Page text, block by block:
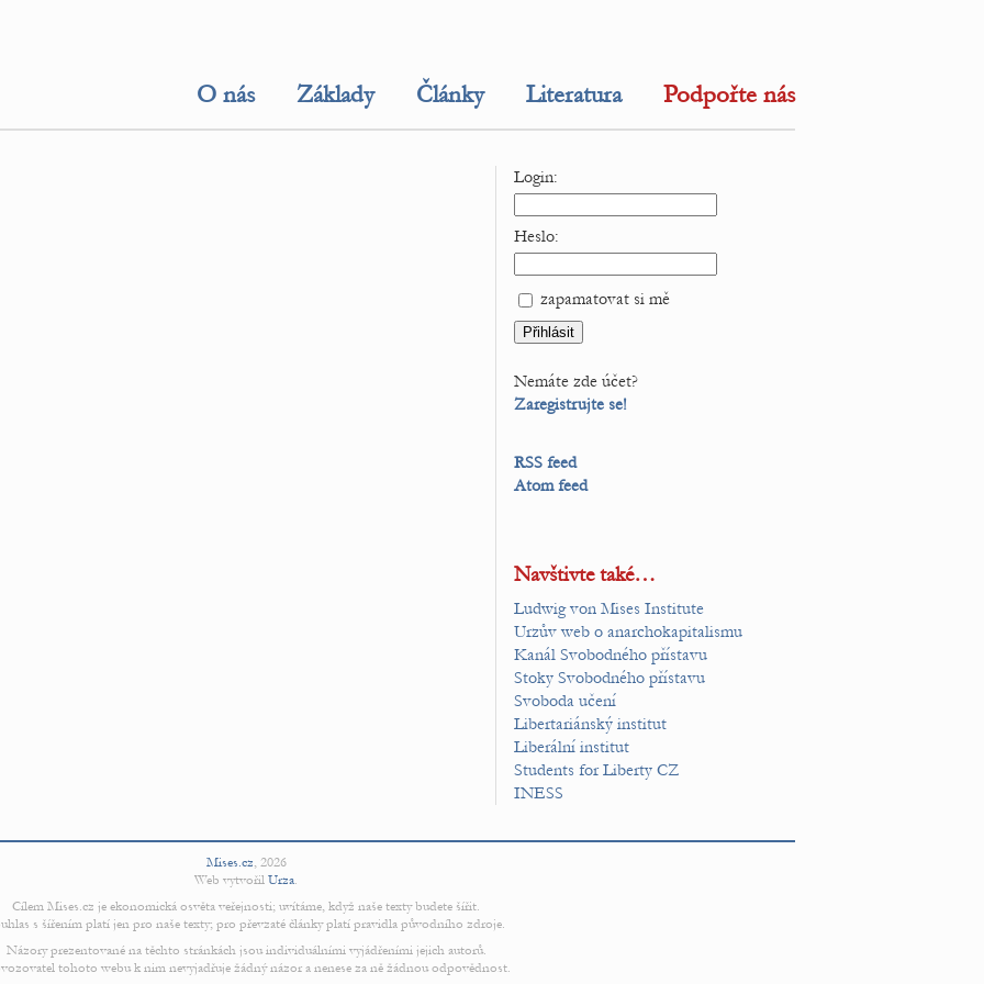
O nás Základy Články Literatura Podpořte nás
Login:
Heslo:
zapamatovat si mě
Nemáte zde účet?
Zaregistrujte se!
RSS feed
Atom feed
Navštivte také…
Ludwig von Mises Institute
Urzův web o anarchokapitalismu
Kanál Svobodného přístavu
Stoky Svobodného přístavu
Svoboda učení
Libertariánský institut
Liberální institut
Students for Liberty CZ
INESS
Mises.cz, 2026
Web vytvořil Urza.
Cílem Mises.cz je ekonomická osvěta veřejnosti; uvítáme, když naše texty budete šířit.
s šířením platí jen pro naše texty; pro převzaté články platí pravidla původního zdroje.
Názory prezentované na těchto stránkách jsou individuálními vyjádřeními jejich autorů.
tohoto webu k nim nevyjadřuje žádný názor a nenese za ně žádnou odpovědnost.